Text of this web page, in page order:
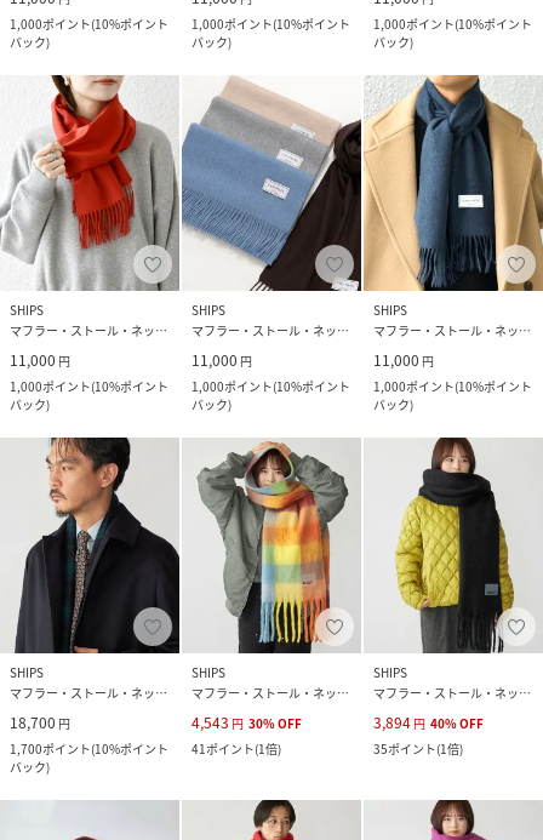
1,000ポイント(10%ポイント
バック)
1,000ポイント(10%ポイント
バック)
1,000ポイント(10%ポイント
バック)
SHIPS
マフラー・ストール・ネックウォーマー
11,000 円
1,000ポイント(10%ポイント
バック)
SHIPS
マフラー・ストール・ネックウォーマー
11,000 円
1,000ポイント(10%ポイント
バック)
SHIPS
マフラー・ストール・ネックウォーマー
11,000 円
1,000ポイント(10%ポイント
バック)
SHIPS
マフラー・ストール・ネックウォーマー
18,700 円
1,700ポイント(10%ポイント
バック)
SHIPS
マフラー・ストール・ネックウォーマー
4,543 円 30%OFF
41ポイント(1倍)
SHIPS
マフラー・ストール・ネックウォーマー
3,894 円 40%OFF
35ポイント(1倍)